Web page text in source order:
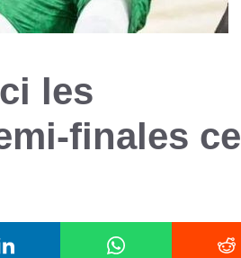
les
finales ce